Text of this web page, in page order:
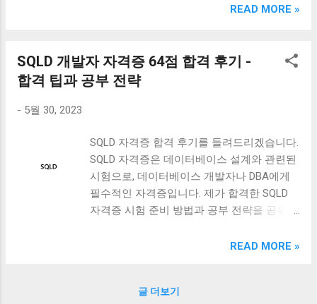
OABTKBDA 퓨어 화이트. 코시 베이직 블루투스 키보드
랙. 큐센 멤브레인 무선 키보드 블랙 K1000 일반형 블루투스
키보드 구매를 고려하실 때, 추가 할인 혜택을 놓치지 마세요.
다양한 할인 혜택과 빠른배송 혜택을 놓치지 않도록 먼저 확
인해보세요. 추가할인 확인하기 상품 하나를 사더라도 종류
루투스키보드 같은 상품을 고를 때는 더 고민이 많을 수 밖에
없습니다. 다양한 상품들을 상세스펙 과 가격 을 꼼꼼히 비교
해서 구매하실 수 있도록 순위 추천 해드릴게요. 특가상품 보
러가기 추천상품 Best 유니콘 멀티페어링 스마트폰 태블릿
거치형 저소음 블루투스 키보드, BK-500SB, 일반형, 블랙 유
READ MORE »
SQLD 개발자 자격증 64점 합격 후기 -
합격 팁과 공부 전략
- 5월 30, 2023
SQLD 자격증 합격 후기를 들려드리겠습니다.
SQLD 자격증은 데이터베이스 설계와 관련된
시험으로, 데이터베이스 개발자나 DBA에게
필수적인 자격증입니다. 제가 합격한 SQLD
자격증 시험 준비 방법과 공부 전략을 공유하
실무 문제로 구성되어 있습니다. 따라서 이론
고, 합격 팁도 함께 알려드리겠습니다. SQLD
READ MORE »
글 더보기